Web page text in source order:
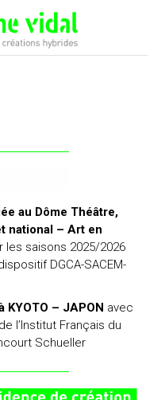
au Dôme Théâtre,
national – Art en
les saisons 2025/2026
DGCA-SACEM-
KYOTO – JAPON avec
l’Institut Français du
Schueller